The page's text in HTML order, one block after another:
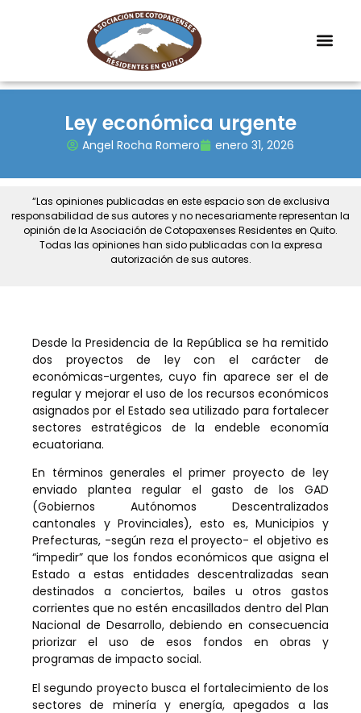
Ley económica urgente
Angel Rocha Romero enero 31, 2026
“Las opiniones publicadas en este espacio son de exclusiva
responsabilidad de sus autores y no necesariamente representan la
opinión de la Asociación de Cotopaxenses Residentes en Quito.
Todas las opiniones han sido publicadas con la expresa
autorización de sus autores.
Desde la Presidencia de la República se ha remitido
dos proyectos de ley con el carácter de
económicas-urgentes, cuyo fin aparece ser el de
regular y mejorar el uso de los recursos económicos
asignados por el Estado sea utilizado para fortalecer
sectores estratégicos de la endeble economía
ecuatoriana.
En términos generales el primer proyecto de ley
enviado plantea regular el gasto de los GAD
(Gobiernos Autónomos Descentralizados
cantonales y Provinciales), esto es, Municipios y
Prefecturas, -según reza el proyecto- el objetivo es
“impedir” que los fondos económicos que asigna el
Estado a estas entidades descentralizadas sean
destinados a conciertos, bailes u otros gastos
corrientes que no estén encasillados dentro del Plan
Nacional de Desarrollo, debiendo en consecuencia
priorizar el uso de esos fondos en obras y
programas de impacto social.
El segundo proyecto busca el fortalecimiento de los
sectores de minería y energía, apegados a las